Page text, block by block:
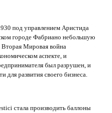
под управлением Аристида
городе Фабриано небольшую
Вторая Мировая война
аспекте, и
был разрушен, и
для развития своего бизнеса.
стала производить баллоны